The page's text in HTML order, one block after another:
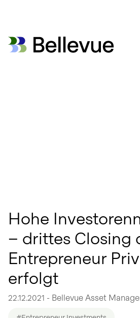
Bellevue Group AG
Hohe
– drittes Closing
Entrepreneur
erfolgt
22.12.2021 - Bellevue Asset